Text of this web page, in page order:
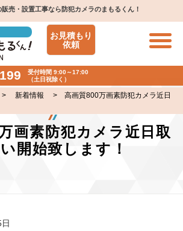
売・設置工事なら防犯カメラのまもるくん！
お見積もり
依頼
受付時間 9:00～17:00
（土日祝除く）
新着情報 > 高画質800万画素防犯カメラ近日
画素防犯カメラ近日取
開始致します！